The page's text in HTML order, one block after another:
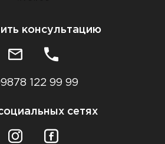
консультацию
122 99 99
сетях